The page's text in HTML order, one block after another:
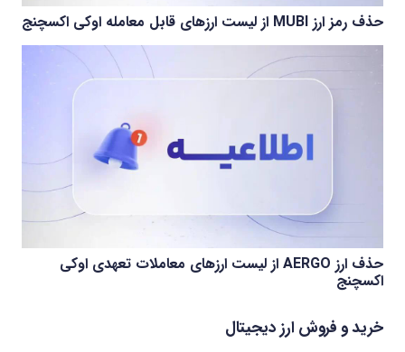
حذف رمز ارز MUBI از لیست ارزهای قابل معامله اوکی اکسچنج
حذف ارز AERGO از لیست ارزهای معاملات تعهدی اوکی
اکسچنج
خرید و فروش ارز دیجیتال